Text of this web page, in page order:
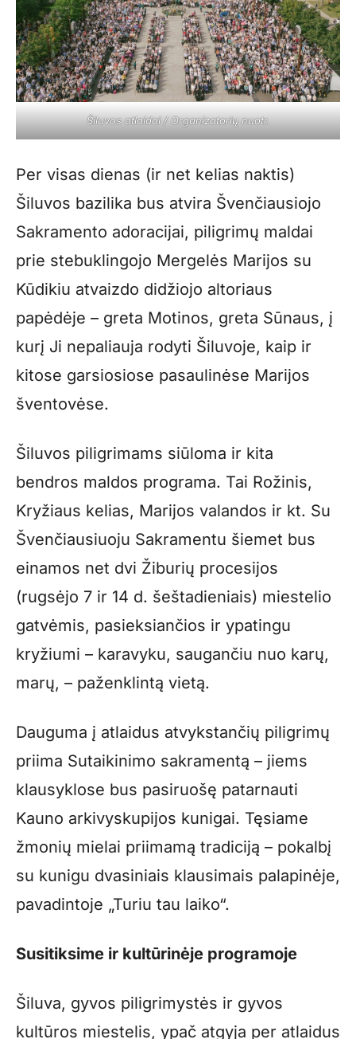
Šiluvos atlaidai / Organizatorių nuotr.
Per visas dienas (ir net kelias naktis)
Šiluvos bazilika bus atvira Švenčiausiojo
Sakramento adoracijai, piligrimų maldai
prie stebuklingojo Mergelės Marijos su
Kūdikiu atvaizdo didžiojo altoriaus
papėdėje – greta Motinos, greta Sūnaus, į
kurį Ji nepaliauja rodyti Šiluvoje, kaip ir
kitose garsiosiose pasaulinėse Marijos
šventovėse.
Šiluvos piligrimams siūloma ir kita
bendros maldos programa. Tai Rožinis,
Kryžiaus kelias, Marijos valandos ir kt. Su
Švenčiausiuoju Sakramentu šiemet bus
einamos net dvi Žiburių procesijos
(rugsėjo 7 ir 14 d. šeštadieniais) miestelio
gatvėmis, pasieksiančios ir ypatingu
kryžiumi – karavyku, saugančiu nuo karų,
marų, – paženklintą vietą.
Dauguma į atlaidus atvykstančių piligrimų
priima Sutaikinimo sakramentą – jiems
klausyklose bus pasiruošę patarnauti
Kauno arkivyskupijos kunigai. Tęsiame
žmonių mielai priimamą tradiciją – pokalbį
su kunigu dvasiniais klausimais palapinėje,
pavadintoje „Turiu tau laiko“.
Susitiksime ir kultūrinėje programoje
Šiluva, gyvos piligrimystės ir gyvos
kultūros miestelis, ypač atgyja per atlaidus